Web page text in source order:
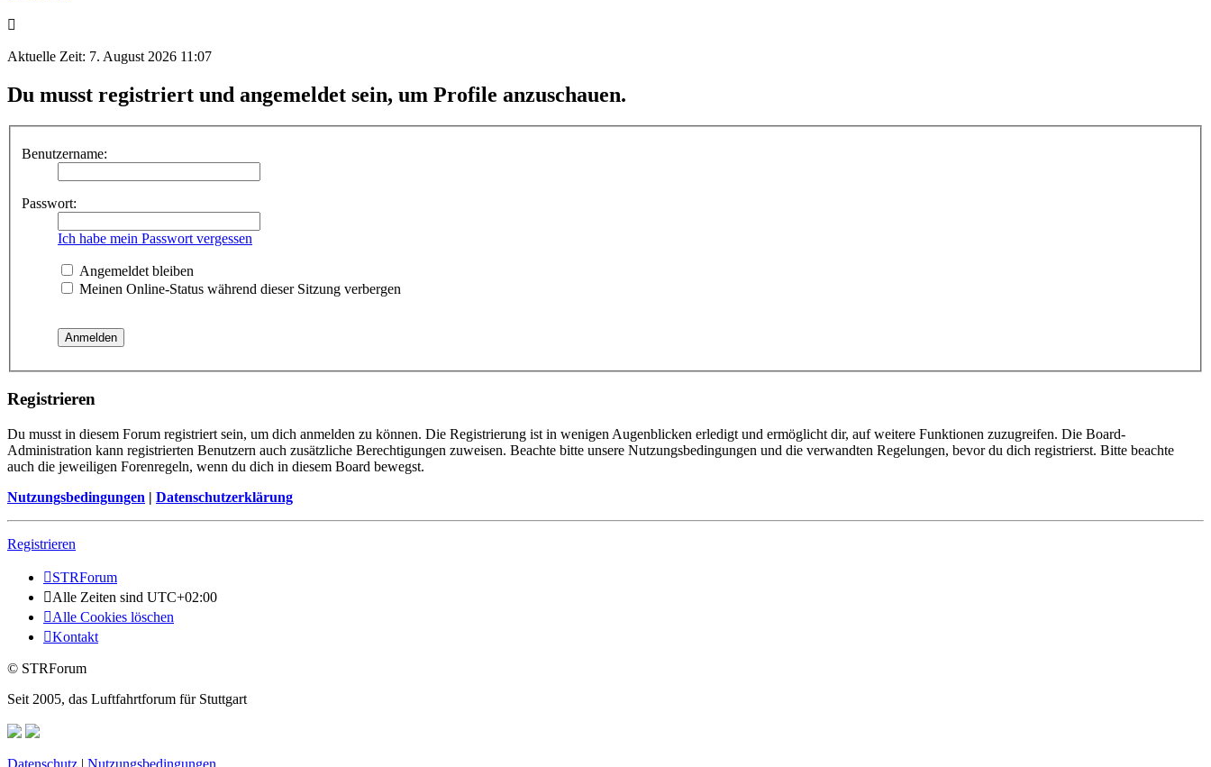
Aktuelle Zeit: 7. August 2026 11:07
Du musst registriert und angemeldet sein, um Profile anzuschauen.
Benutzername:
Passwort:
Ich habe mein Passwort vergessen
Angemeldet bleiben
Meinen Online-Status während dieser Sitzung verbergen
Registrieren
Du musst in diesem Forum registriert sein, um dich anmelden zu können. Die Registrierung ist in wenigen Augenblicken erledigt und ermöglicht dir, auf weitere Funktionen zuzugreifen. Die Board-
Administration kann registrierten Benutzern auch zusätzliche Berechtigungen zuweisen. Beachte bitte unsere Nutzungsbedingungen und die verwandten Regelungen, bevor du dich registrierst. Bitte beachte
auch die jeweiligen Forenregeln, wenn du dich in diesem Board bewegst.
Nutzungsbedingungen | Datenschutzerklärung
Registrieren
STRForum
Alle Zeiten sind UTC+02:00
Alle Cookies löschen
Kontakt
© STRForum
Seit 2005, das Luftfahrtforum für Stuttgart
Datenschutz | Nutzungsbedingungen